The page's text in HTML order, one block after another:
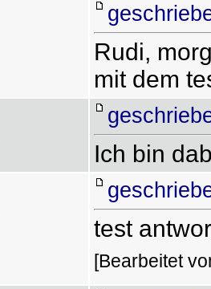
Rudi,
mit dem
Ich bin
test
[Bearbeitet